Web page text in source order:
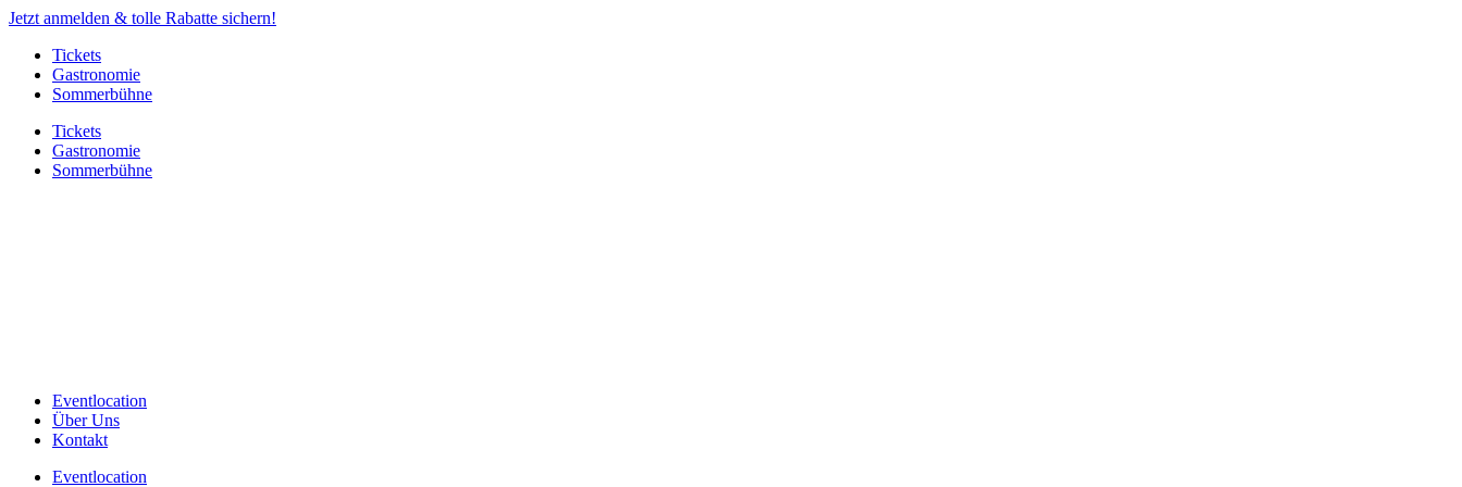
Jetzt anmelden & tolle Rabatte sichern!
Tickets
Gastronomie
Sommerbühne
Tickets
Gastronomie
Sommerbühne
Eventlocation
Über Uns
Kontakt
Eventlocation